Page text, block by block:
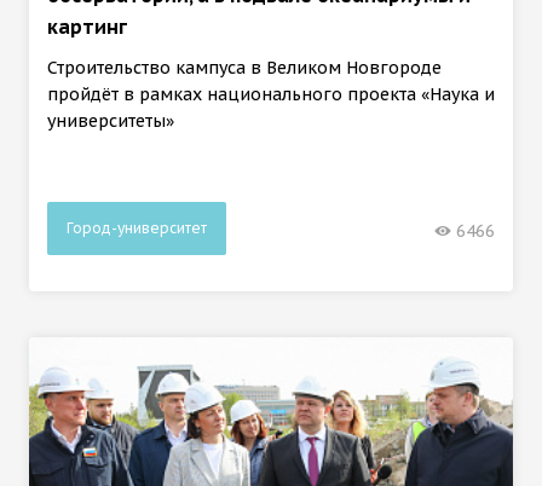
картинг
Строительство кампуса в Великом Новгороде
пройдёт в рамках национального проекта «Наука и
университеты»
Город-университет 6466